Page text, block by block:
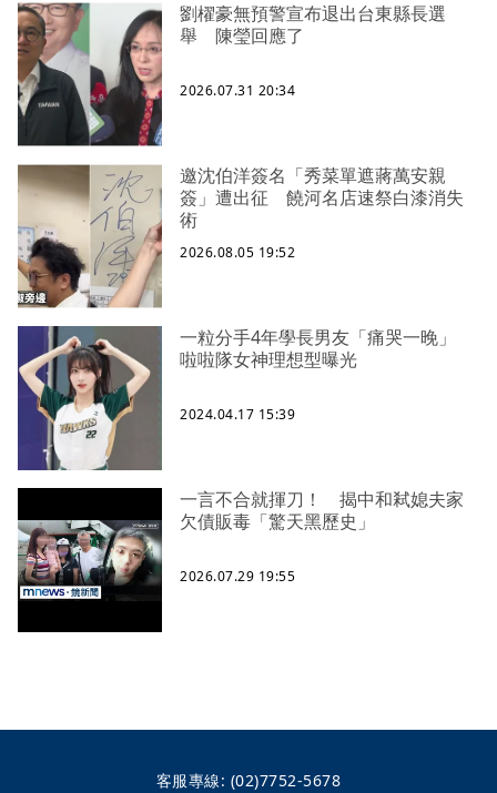
劉櫂豪無預警宣布退出台東縣長選
舉 陳瑩回應了
2026.07.31 20:34
邀沈伯洋簽名「秀菜單遮蔣萬安親
簽」遭出征 饒河名店速祭白漆消失
術
2026.08.05 19:52
一粒分手4年學長男友「痛哭一晚」
啦啦隊女神理想型曝光
2024.04.17 15:39
一言不合就揮刀！ 揭中和弒媳夫家
欠債販毒「驚天黑歷史」
2026.07.29 19:55
客服專線: (02)7752-5678